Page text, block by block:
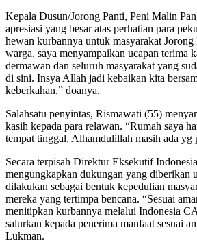
Kepala Dusun/Jorong Panti, Peni Malin
apresiasi yang besar atas perhatian para
hewan kurbannya untuk masyarakat
warga, saya menyampaikan ucapan terima
dermawan dan seluruh masyarakat yang
di sini. Insya Allah jadi kebaikan kita
keberkahan,” doanya.
Salahsatu penyintas, Rismawati (55)
kasih kepada para relawan. “Rumah saya
tempat tinggal, Alhamdulillah masih ada yg
Secara terpisah Direktur Eksekutif
mengungkapkan dukungan yang diberikan
dilakukan sebagai bentuk kepedulian
mereka yang tertimpa bencana. “Sesuai
menitipkan kurbannya melalui Indonesia
salurkan kepada penerima manfaat sesuai
Lukman.